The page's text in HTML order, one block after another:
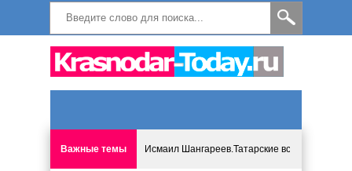
Важные темы Исмаил Шангареев.Татарские встречи на